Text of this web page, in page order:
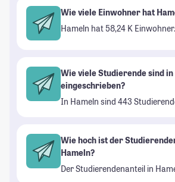
Wie viele Einwohner hat
Hameln hat 58,24 K Einwohner.
Wie viele Studierende sind in
eingeschrieben?
In Hameln sind 443
Wie hoch ist der
Hameln?
Der Studierendenanteil in